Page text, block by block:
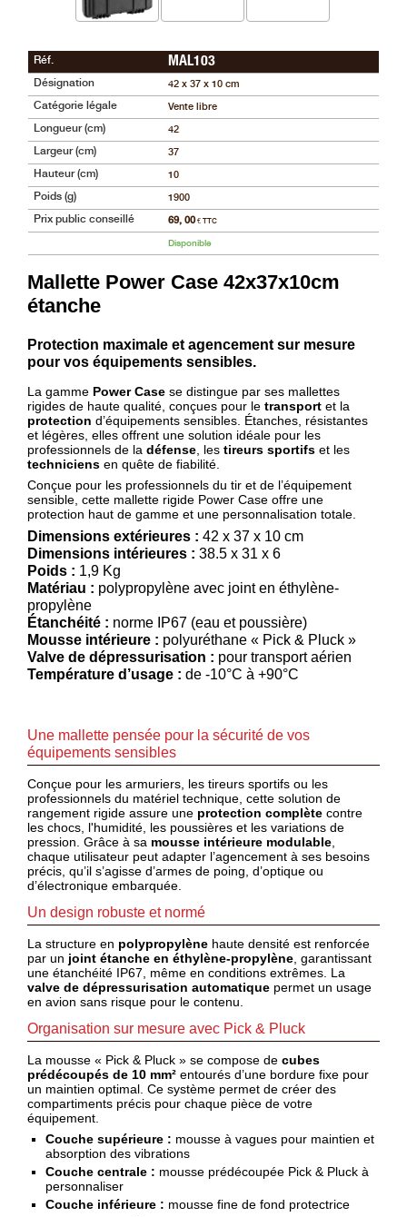
Sport‣
Accueil
Marques
Points
de
vente
Téléchargement
Garantie
Fair
Contacts
Mon
compte
accueil
Consulter
mes
favoris
Consulter
mon
panier
Acheter
à
nouveau
vos
paramètres
de compte
Commandes
web
Mes
documents
Téléchargement
Service
après
vente
contacter
Paramètres
de vos
newsletters
Réf.
MAL103
Désignation
42 x 37 x 10 cm
Catégorie légale Vente libre
Longueur (cm) 42
Largeur (cm) 37
Hauteur (cm) 10
Poids (g) 1900
Prix public conseillé 69, 00€ TTC
Disponible
Mallette Power Case 42x37x10cm
étanche
Protection maximale et agencement sur mesure
pour vos équipements sensibles.
La gamme Power Case se distingue par ses mallettes
rigides de haute qualité, conçues pour le transport et la
protection d’équipements sensibles. Étanches, résistantes
et légères, elles offrent une solution idéale pour les
professionnels de la défense , les tireurs sportifs et les
techniciens en quête de fiabilité.
Conçue pour les professionnels du tir et de l’équipement
sensible, cette mallette rigide Power Case offre une
protection haut de gamme et une personnalisation totale.
Dimensions extérieures : 42 x 37 x 10 cm
Dimensions intérieures : 38.5 x 31 x 6
Poids : 1,9 Kg
Matériau : polypropylène avec joint en éthylène-
propylène
Étanchéité : norme IP67 (eau et poussière)
Mousse intérieure : polyuréthane « Pick & Pluck »
Valve de dépressurisation : pour transport aérien
Température d’usage : de -10°C à +90°C
Une mallette pensée pour la sécurité de vos
équipements sensibles
Conçue pour les armuriers, les tireurs sportifs ou les
professionnels du matériel technique, cette solution de
rangement rigide assure une protection complète contre
les chocs, l'humidité, les poussières et les variations de
pression. Grâce à sa mousse intérieure modulable
chaque utilisateur peut adapter l’agencement à ses besoins
précis, qu’il s’agisse d’armes de poing, d’optique ou
d’électronique embarquée.
Un design robuste et normé
La structure en polypropylène haute densité est renforcée
par un joint étanche en éthylène-propylène , garantissant
une étanchéité IP67, même en conditions extrêmes. La
valve de dépressurisation automatique permet un usage
en avion sans risque pour le contenu.
Organisation sur mesure avec Pick & Pluck
La mousse « Pick & Pluck » se compose de cubes
prédécoupés de 10 mm² entourés d’une bordure fixe pour
un maintien optimal. Ce système permet de créer des
compartiments précis pour chaque pièce de votre
équipement.
Couche supérieure : mousse à vagues pour maintien et
absorption des vibrations
Couche centrale : mousse prédécoupée Pick & Pluck à
personnaliser
Couche inférieure : mousse fine de fond protectrice